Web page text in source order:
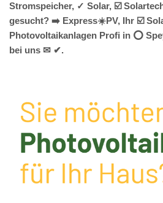
Stromspeicher, ✓ Solar, ☑️
gesucht? ➡️ Express☀️PV️, Ihr ☑️
Photovoltaikanlagen Profi in ⭕
bei uns ✉ ✔.